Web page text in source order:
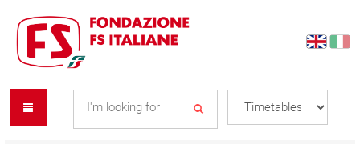
content
navigation
menu